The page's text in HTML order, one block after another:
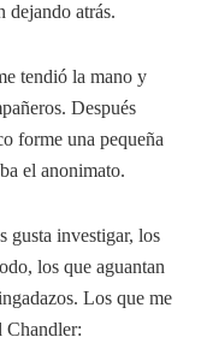
dejando atrás.
tendió la mano y
Después
forme una pequeña
el anonimato.
gusta investigar, los
los que aguantan
Los que me
Chandler: